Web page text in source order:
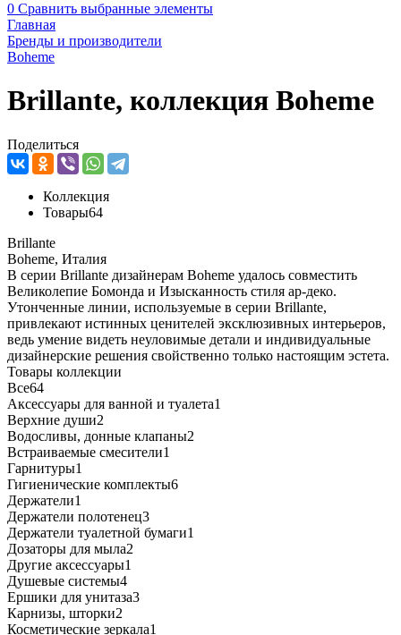
0 Сравнить выбранные элементы
Главная
Бренды и производители
Boheme
Brillante, коллекция Boheme
Поделиться
Коллекция
Товары64
Brillante
Boheme, Италия
В серии Brillante дизайнерам Boheme удалось совместить
Великолепие Бомонда и Изысканность стиля ар-деко.
Утонченные линии, используемые в серии Brillante,
привлекают истинных ценителей эксклюзивных интерьеров,
ведь умение видеть неуловимые детали и индивидуальные
дизайнерские решения свойственно только настоящим эстета.
Товары коллекции
Все64
Аксессуары для ванной и туалета1
Верхние души2
Водосливы, донные клапаны2
Встраиваемые смесители1
Гарнитуры1
Гигиенические комплекты6
Держатели1
Держатели полотенец3
Держатели туалетной бумаги1
Дозаторы для мыла2
Другие аксессуары1
Душевые системы4
Ершики для унитаза3
Карнизы, шторки2
Косметические зеркала1